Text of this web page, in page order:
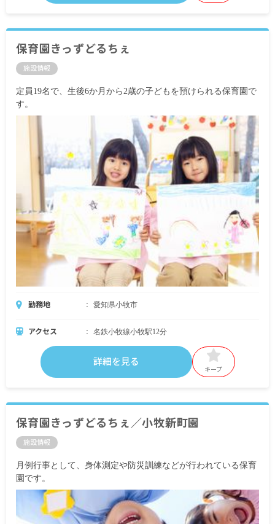
保育園きっずどるちぇ
施設情報
定員19名で、生後6か月から2歳の子どもを預けられる保育園で
す。
勤務地 愛知県小牧市
アクセス 名鉄小牧線小牧駅12分
詳細を見る
キープ
保育園きっずどるちぇ／小牧新町園
施設情報
月例行事として、身体測定や防災訓練などが行われている保育
園です。